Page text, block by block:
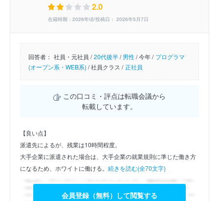
2.0
在籍時期：2026年頃/投稿日： 2026年5月7日
回答者： 社員・元社員 / 20代後半/男性/今年 / プログラマ
(オープン系・WEB系) /社員クラス / 正社員
この口コミ・評点は転職会議から
転載しています。
【良い点】
派遣先によるが、残業は10時間程度。
大手企業に派遣された場合は、大手企業の就業規則に準じた働き方
になるため、ホワイトに働ける。 続きを読む(全70文字)
会員登録（無料）して閲覧する